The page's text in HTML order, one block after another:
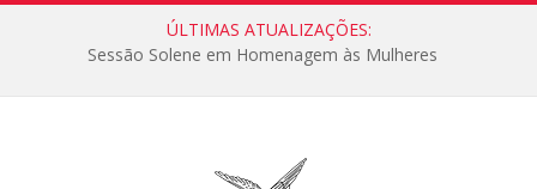
ÚLTIMAS ATUALIZAÇÕES:
Sessão Solene em Homenagem às Mulheres